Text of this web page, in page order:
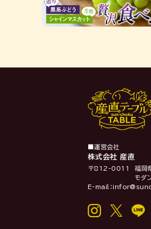
■運営会社
株式会社 産直
〒812-0011
福岡
モダ
E-mail：